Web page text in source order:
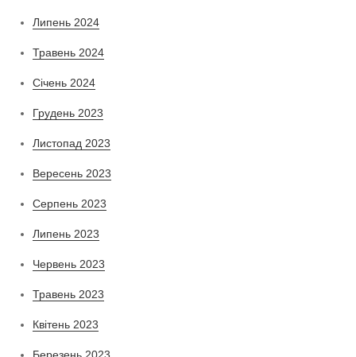
Липень 2024
Травень 2024
Січень 2024
Грудень 2023
Листопад 2023
Вересень 2023
Серпень 2023
Липень 2023
Червень 2023
Травень 2023
Квітень 2023